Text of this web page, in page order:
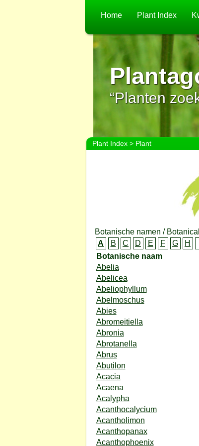
Home Plant Index
“Planten
Plant Index> Plant
Botanische namen /
A
B C D E F G H
Botanische naam
Abelia
Abelicea
Abeliophyllum
Abelmoschus
Abies
Abromeitiella
Abronia
Abrotanella
Abrus
Abutilon
Acacia
Acaena
Acalypha
Acanthocalycium
Acantholimon
Acanthopanax
Acanthophoenix